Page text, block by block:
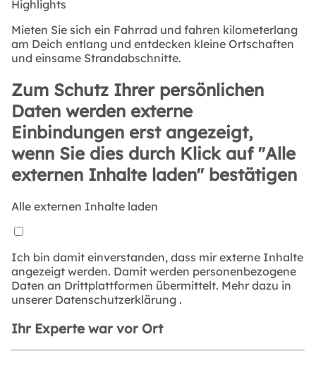
Highlights
Mieten Sie sich ein Fahrrad und fahren kilometerlang
am Deich entlang und entdecken kleine Ortschaften
und einsame Strandabschnitte.
Zum Schutz Ihrer persönlichen
Daten werden externe
Einbindungen erst angezeigt,
wenn Sie dies durch Klick auf "Alle
externen Inhalte laden" bestätigen
Alle externen Inhalte laden
Ich bin damit einverstanden, dass mir externe Inhalte
angezeigt werden. Damit werden personenbezogene
Daten an Drittplattformen übermittelt. Mehr dazu in
unserer Datenschutzerklärung .
Ihr Experte war vor Ort